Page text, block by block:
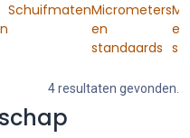
SchuifmatenMicrometers
en
standaards
en
4 resultaten gevonden.